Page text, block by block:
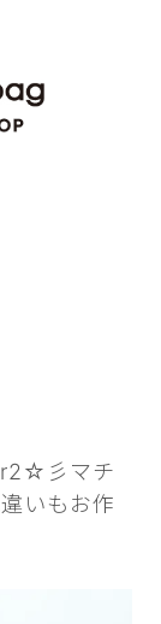
彡マチ
いもお作